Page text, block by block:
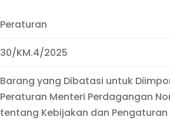
Peraturan
30/KM.4/2025
Barang yang Dibatasi untuk
Peraturan Menteri Perdagangan
tentang Kebijakan dan